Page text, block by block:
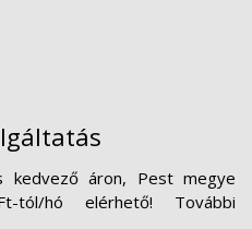
kedvező áron, Pest megye
tól/hó elérhető! További